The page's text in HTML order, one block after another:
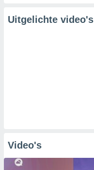
Uitgelichte video's
Video's